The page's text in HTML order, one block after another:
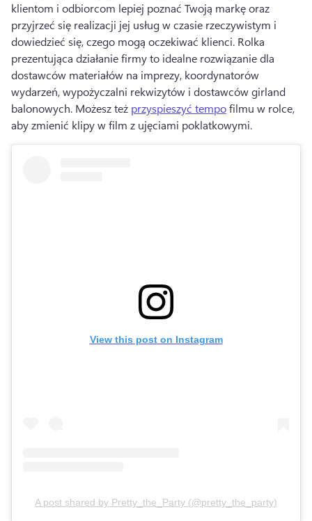
klientom i odbiorcom lepiej poznać Twoją markę oraz
przyjrzeć się realizacji jej usług w czasie rzeczywistym i
dowiedzieć się, czego mogą oczekiwać klienci. Rolka
prezentująca działanie firmy to idealne rozwiązanie dla
dostawców materiałów na imprezy, koordynatorów
wydarzeń, wypożyczalni rekwizytów i dostawców girland
balonowych. Możesz też przyspieszyć tempo filmu w rolce,
aby zmienić klipy w film z ujęciami poklatkowymi.
View this post on Instagram
A post shared by Pretty_the_Party (@pretty_the_party)